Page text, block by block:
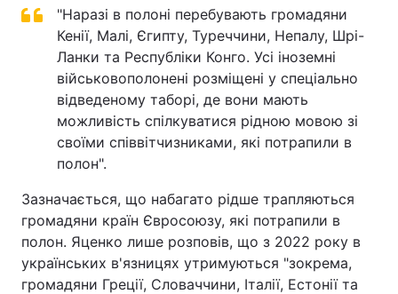
"Наразі в полоні перебувають громадяни
Кенії, Малі, Єгипту, Туреччини, Непалу, Шрі-
Ланки та Республіки Конго. Усі іноземні
військовополонені розміщені у спеціально
відведеному таборі, де вони мають
можливість спілкуватися рідною мовою зі
своїми співвітчизниками, які потрапили в
полон".
Зазначається, що набагато рідше трапляються
громадяни країн Євросоюзу, які потрапили в
полон. Яценко лише розповів, що з 2022 року в
українських в'язницях утримуються "зокрема,
громадяни Греції, Словаччини, Італії, Естонії та